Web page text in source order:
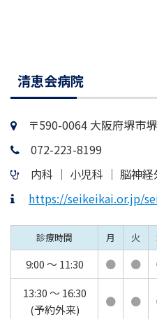
清恵会病院
〒590-0064 大阪府堺市
072-223-8199
内科 │ 小児科 │ 脳神経
https://seikeikai.or.jp/
診療時間 月 火
9:00 ～ 11:30 ● ●
13:30 ～ 16:30
(予約外来)
● ●